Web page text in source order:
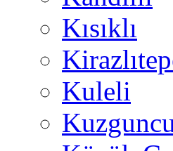
Kısıklı
Kuleli